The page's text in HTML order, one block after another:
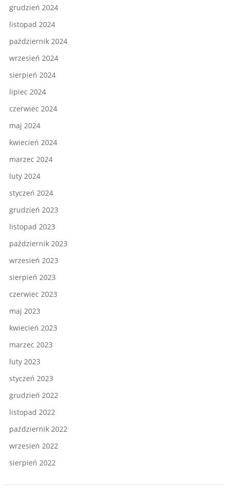
grudzień 2024
listopad 2024
październik 2024
wrzesień 2024
sierpień 2024
lipiec 2024
czerwiec 2024
maj 2024
kwiecień 2024
marzec 2024
luty 2024
styczeń 2024
grudzień 2023
listopad 2023
październik 2023
wrzesień 2023
sierpień 2023
czerwiec 2023
maj 2023
kwiecień 2023
marzec 2023
luty 2023
styczeń 2023
grudzień 2022
listopad 2022
październik 2022
wrzesień 2022
sierpień 2022